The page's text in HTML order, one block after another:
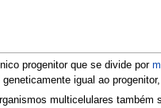
progenitor que se divide por
igual ao
multicelulares